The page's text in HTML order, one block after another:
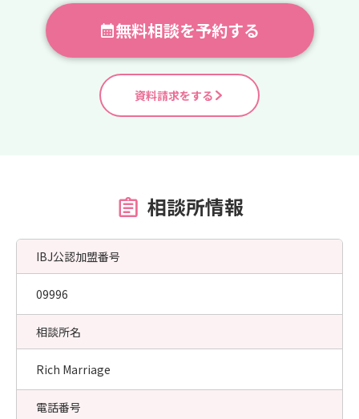
無料相談を予約する
資料請求をする
相談所情報
IBJ公認加盟番号
09996
相談所名
Rich Marriage
電話番号